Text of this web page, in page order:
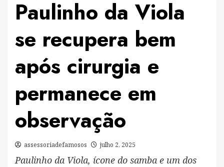
Paulinho da Viola
se recupera bem
após cirurgia e
permanece em
observação
assessoriadefamosos julho 2, 2025
Paulinho da Viola, ícone do samba e um dos